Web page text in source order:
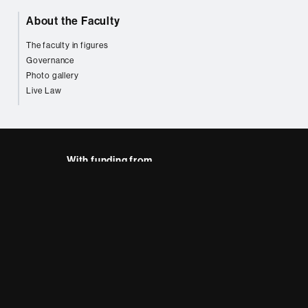
About the Faculty
The faculty in figures
Governance
Photo gallery
Live Law
With funding from